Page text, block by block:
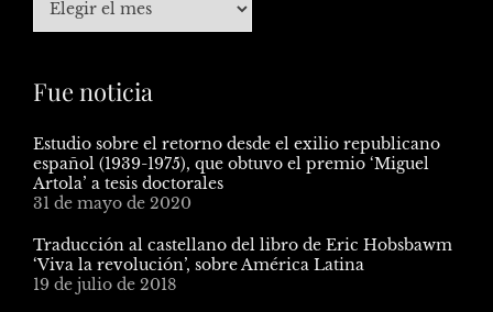
Fue noticia
Estudio sobre el retorno desde el exilio republicano
español (1939-1975), que obtuvo el premio ‘Miguel
Artola’ a tesis doctorales
31 de mayo de 2020
Traducción al castellano del libro de Eric Hobsbawm
‘Viva la revolución’, sobre América Latina
19 de julio de 2018